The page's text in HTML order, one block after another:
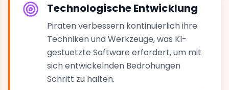
Technologische Entwicklung
Piraten verbessern kontinuierlich ihre
Techniken und Werkzeuge, was KI-
gestuetzte Software erfordert, um mit
sich entwickelnden Bedrohungen
Schritt zu halten.